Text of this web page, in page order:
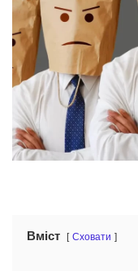
Вміст Сховати